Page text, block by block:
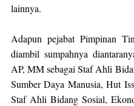
lainnya.
Adapun pejabat Pimpinan
diambil sumpahnya
AP, MM sebagai Staf Ahli
Sumber Daya Manusia, Hut
Staf Ahli Bidang Sosial,